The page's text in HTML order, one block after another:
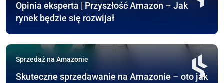
Opinia eksperta | Przyszłość Amazon – Jak
rynek będzie się rozwijał
Sprzedaż na Amazonie
Skuteczne sprzedawanie na Amazonie – oto jak